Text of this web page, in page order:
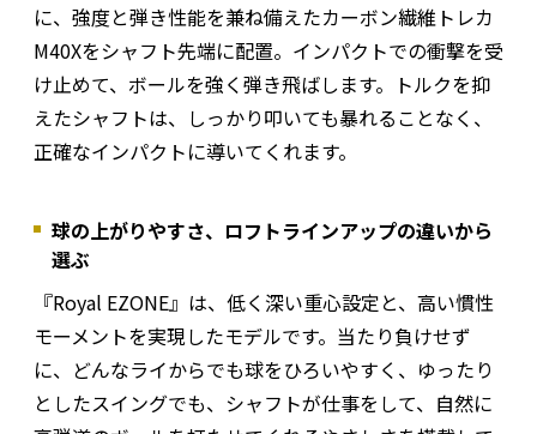
に、強度と弾き性能を兼ね備えたカーボン繊維トレカ
M40Xをシャフト先端に配置。インパクトでの衝撃を受
け止めて、ボールを強く弾き飛ばします。トルクを抑
えたシャフトは、しっかり叩いても暴れることなく、
正確なインパクトに導いてくれます。
球の上がりやすさ、ロフトラインアップの違いから
選ぶ
『Royal EZONE』は、低く深い重心設定と、高い慣性
モーメントを実現したモデルです。当たり負けせず
に、どんなライからでも球をひろいやすく、ゆったり
としたスイングでも、シャフトが仕事をして、自然に